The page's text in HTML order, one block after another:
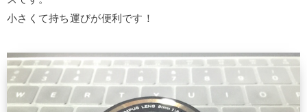
小さくて持ち運びが便利です！